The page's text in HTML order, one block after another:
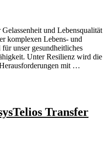
und Lebensqualität
komplexen Lebens- und
unser gesundheitliches
Unter Resilienz wird die
mit …
Transfer